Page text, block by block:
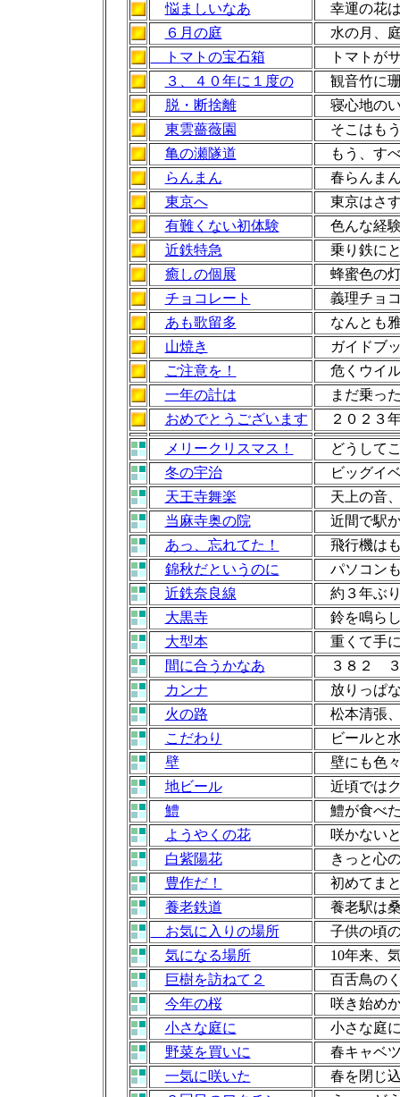
悩ましいなあ
幸運の花
６月の庭
水の月、
トマトの宝石箱
トマトが
３、４０年に１度の
観音竹に
脱・断捨離
寝心地の
東雲薔薇園
そこはも
亀の瀬隧道
もう、す
らんまん
春らんま
東京へ
東京はさ
有難くない初体験
色んな経
近鉄特急
乗り鉄に
癒しの個展
蜂蜜色の
チョコレート
義理チョ
あも歌留多
なんとも
山焼き
ガイドブ
ご注意を！
危くウイ
一年の計は
まだ乗っ
おめでとうございます
２０２３
メリークリスマス！
どうして
冬の宇治
ビッグイ
天王寺舞楽
天上の音
当麻寺奥の院
近間で駅
あっ、忘れてた！
飛行機は
錦秋だというのに
パソコン
近鉄奈良線
約３年ぶ
大黒寺
鈴を鳴ら
大型本
重くて手
間に合うかなあ
３８２
カンナ
放りっぱ
火の路
松本清張
こだわり
ビール
壁
壁にも色
地ビール
近頃では
鱧
鱧が食べ
ようやくの花
咲かない
白紫陽花
きっと心
豊作だ！
初めてま
養老鉄道
養老駅は
お気に入りの場所
子供の頃
気になる場所
10年来、
巨樹を訪ねて２
百舌鳥の
今年の桜
咲き始め
小さな庭に
小さな庭
野菜を買いに
春キャベ
一気に咲いた
春を閉じ